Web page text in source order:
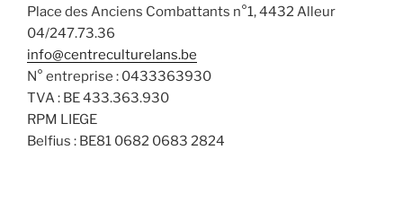
Place des Anciens Combattants n°1, 4432 Alleur
04/247.73.36
info@centreculturelans.be
N° entreprise : 0433363930
TVA : BE 433.363.930
RPM LIEGE
Belfius : BE81 0682 0683 2824